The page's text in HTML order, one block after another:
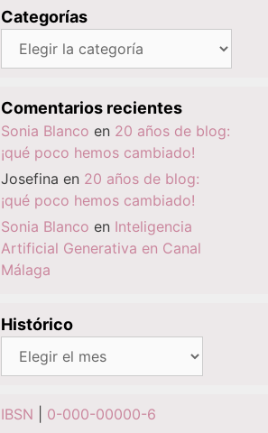
Categorías
Categorías
Comentarios recientes
Sonia Blanco en 20 años de blog:
¡qué poco hemos cambiado!
Josefina en 20 años de blog:
¡qué poco hemos cambiado!
Sonia Blanco en Inteligencia
Artificial Generativa en Canal
Málaga
Histórico
Histórico
IBSN 0-000-00000-6